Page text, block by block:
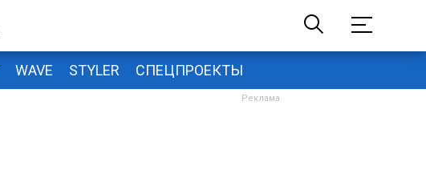
WAVE STYLER СПЕЦПРОЕКТЫ